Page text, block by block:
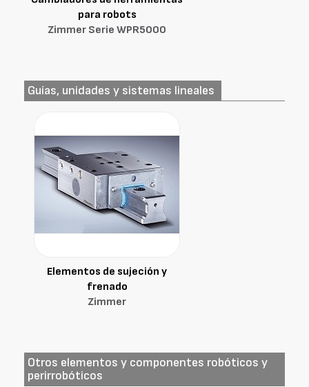
para robots
Zimmer Serie WPR5000
Guías, unidades y sistemas lineales
Elementos de sujeción y
frenado
Zimmer
Otros elementos y componentes robóticos y
perirrobóticos